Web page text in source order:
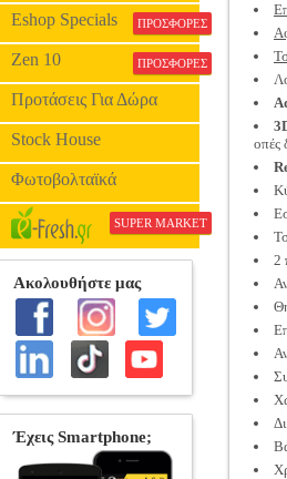
Eshop Specials ΠΡΟΣΦΟΡΕΣ
Zen 10 ΠΡΟΣΦΟΡΕΣ
Προτάσεις Για Δώρα
Stock House
Φωτοβολταϊκά
SUPER MARKET
οπές
2